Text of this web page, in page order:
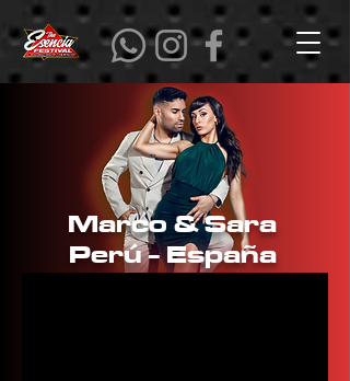
Marco & Sara
Perú - España